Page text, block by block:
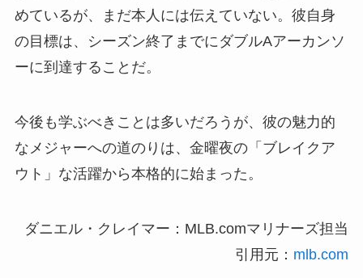
めているが、まだ本人には伝えていない。彼自身
の目標は、シーズン終了までにダブルAアーカンソ
ーに到達することだ。
今後も学ぶべきことは多いだろうが、彼の魅力的
なメジャーへの道のりは、金曜夜の「ブレイクア
ウト」な活躍から本格的に始まった。
ダニエル・クレイマー：MLB.comマリナーズ担当
引用元： mlb.com